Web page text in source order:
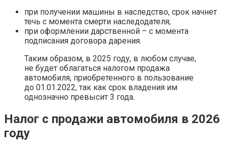
при получении машины в наследство, срок начнет
течь с момента смерти наследодателя;
при оформлении дарственной – с момента
подписания договора дарения.
Таким образом, в 2025 году, в любом случае,
не будет облагаться налогом продажа
автомобиля, приобретенного в пользование
до 01.01.2022, так как срок владения им
однозначно превысит 3 года.
Налог с продажи автомобиля в 2026
году